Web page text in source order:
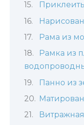
Рама из
Рамка из
Панно из